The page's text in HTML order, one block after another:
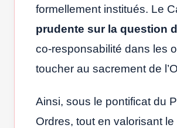
formellement institués. Le
prudente sur la question
co-responsabilité dans les
toucher au sacrement de
Ainsi, sous le pontificat du
Ordres, tout en valorisant